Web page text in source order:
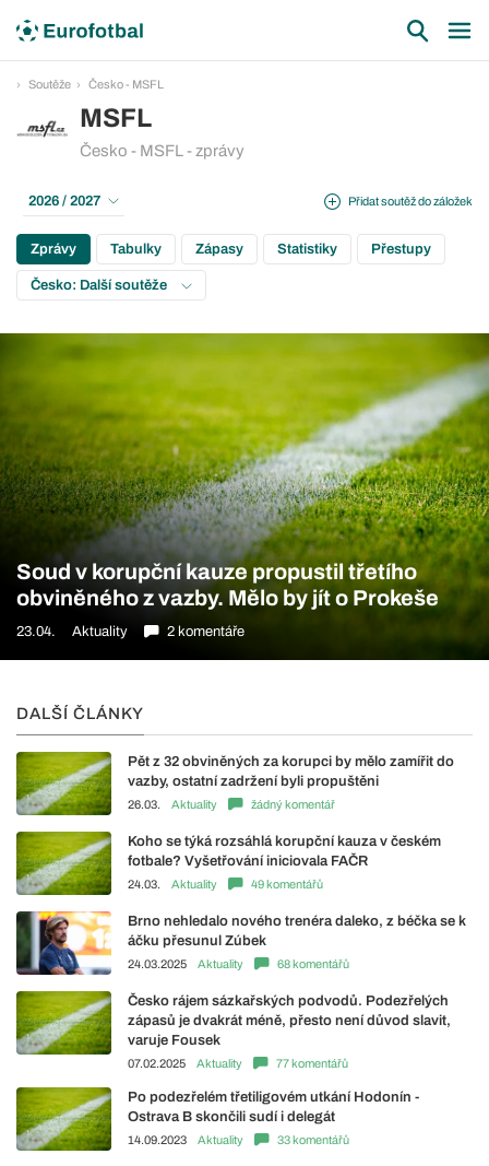
Soutěže Česko - MSFL
MSFL
Česko - MSFL - zprávy
Přidat soutěž do záložek
2026 / 2027
Zprávy Tabulky Zápasy Statistiky Přestupy
Česko: Další soutěže
Soud v korupční kauze propustil třetího
obviněného z vazby. Mělo by jít o Prokeše
23.04. Aktuality 2 komentáře
DALŠÍ ČLÁNKY
Pět z 32 obviněných za korupci by mělo zamířit do
vazby, ostatní zadržení byli propuštěni
26.03. Aktuality žádný komentář
Koho se týká rozsáhlá korupční kauza v českém
fotbale? Vyšetřování iniciovala FAČR
24.03. Aktuality 49 komentářů
Brno nehledalo nového trenéra daleko, z béčka se k
áčku přesunul Zúbek
24.03.2025 Aktuality 68 komentářů
Česko rájem sázkařských podvodů. Podezřelých
zápasů je dvakrát méně, přesto není důvod slavit,
varuje Fousek
07.02.2025 Aktuality 77 komentářů
Po podezřelém třetiligovém utkání Hodonín -
Ostrava B skončili sudí i delegát
14.09.2023 Aktuality 33 komentářů